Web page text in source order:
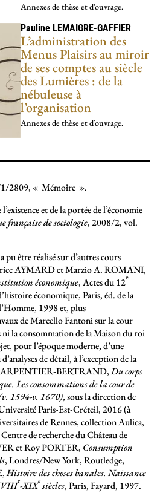
Annexes de thèse et d’ouvrage.
Pauline LEMAIGRE-GAFFIER
L’administration des
Menus Plaisirs au miroir
de ses comptes au siècle
des Lumières : de la
nébuleuse à
l’organisation
Annexes de thèse et d’ouvrage.
2809, « Mémoire ».
et de la portée de l’économie
française de sociologie, 2008/2, vol.
être réalisé sur d’autres cours
AYMARD et Marzio A. ROMANI,
économique, Actes du 12e
économique, Paris, éd. de la
1998 et, plus
de Marcello Fantoni sur la cour
ni la consommation de la Maison du roi
pour l’époque moderne, d’une
de détail, à l’exception de la
BERTRAND,Du corps
Les consommations de la cour de
1594-v. 1670), sous la direction de
Paris-Est-Créteil, 2016 (à
de Rennes, collection Aulica,
de recherche du Château de
et Roy PORTER, Consumption
, Londres/New York, Routledge,
Histoire des choses banales. Naissance
e-XIXesiècles, Paris, Fayard, 1997.